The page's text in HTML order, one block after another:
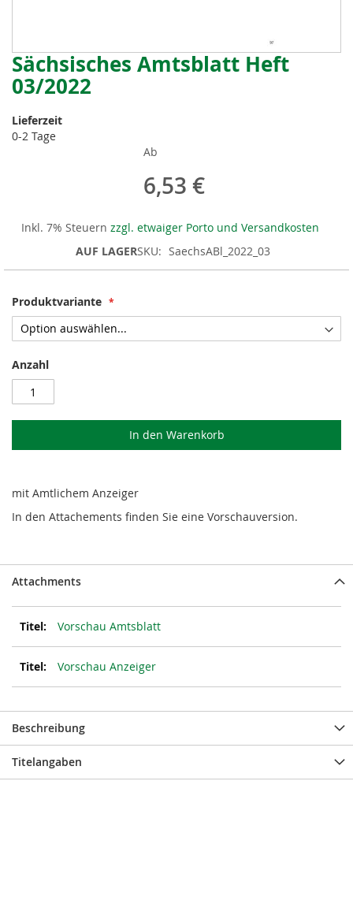
Sächsisches Amtsblatt Heft
03/2022
Lieferzeit
0-2 Tage
Ab
6,53 €
Inkl. 7% Steuern zzgl. etwaiger Porto und Versandkosten
AUF LAGERSKU SaechsABl_2022_03
Produktvariante
Anzahl
In den Warenkorb
mit Amtlichem Anzeiger
In den Attachements finden Sie eine Vorschauversion.
Zum
Anfang
der
springen
Attachments
Vorschau Amtsblatt
Vorschau Anzeiger
Beschreibung
Titelangaben